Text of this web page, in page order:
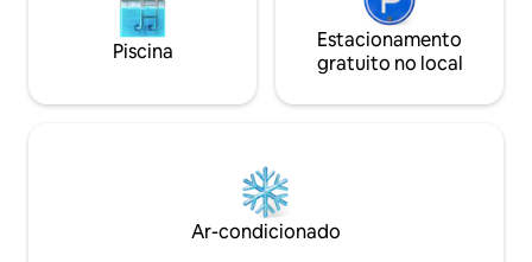
Piscina
Estacionamento
gratuito no local
Ar-condicionado